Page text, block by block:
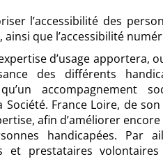
l’accessibilité des
que l’accessibilité
d’usage apportera,
des différents
accompagnement
France Loire, de
afin d’améliorer
handicapées. Par
et prestataires